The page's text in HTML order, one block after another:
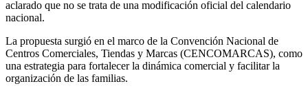
aclarado que no se trata de una modificación oficial del calendario
nacional.
La propuesta surgió en el marco de la Convención Nacional de
Centros Comerciales, Tiendas y Marcas (CENCOMARCAS), como
una estrategia para fortalecer la dinámica comercial y facilitar la
organización de las familias.